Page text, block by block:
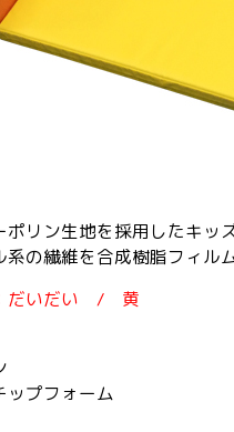
ポリン生地を採用したキ
系の繊維を合成樹脂フィル
だいだい / 黄
ップフォーム